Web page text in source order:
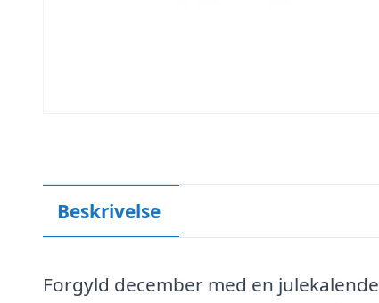
Beskrivelse
Forgyld december med en